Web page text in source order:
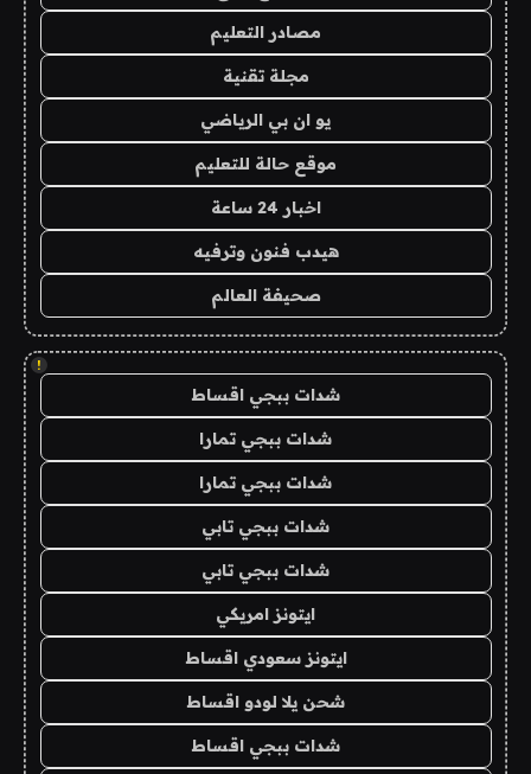
مصادر التعليم
مجلة تقنية
يو ان بي الرياضي
موقع حالة للتعليم
اخبار 24 ساعة
هيدب فنون وترفيه
صحيفة العالم
!
شدات ببجي اقساط
شدات ببجي تمارا
شدات ببجي تمارا
شدات ببجي تابي
شدات ببجي تابي
ايتونز امريكي
ايتونز سعودي اقساط
شحن يلا لودو اقساط
شدات ببجي اقساط